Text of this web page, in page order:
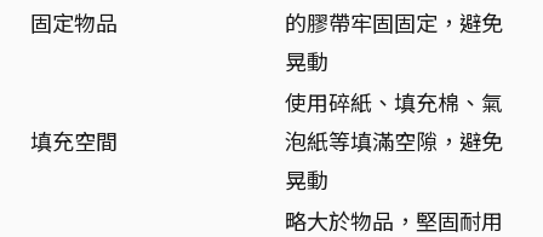
固定物品
的膠帶牢固固定，避免
晃動
填充空間
使用碎紙、填充棉、氣
泡紙等填滿空隙，避免
晃動
略大於物品，堅固耐用